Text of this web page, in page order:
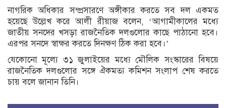
নাগরিক অধিকার সম্প্রসারণে অঙ্গীকার করতে সব দল একমত
হয়েছে উল্লেখ করে আলী রীয়াজ বলেন, ‘আগামীকালের মধ্যে
জাতীয় সনদের খসড়া রাজনৈতিক দলগুলোর কাছে পাঠানো হবে।
এরপর সনদে স্বাক্ষর করতে দিনক্ষণ ঠিক করা হবে।’
যেকোনো মূল্যে ৩১ জুলাইয়ের মধ্যে মৌলিক সংস্কারের বিষয়ে
রাজনৈতিক দলগুলোর সঙ্গে ঐকমত্য কমিশন সংলাপ শেষ করতে
চায় বলে জানান তিনি।